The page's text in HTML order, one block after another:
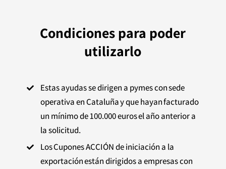
Condiciones para poder
utilizarlo

Estas ayudas se dirigen a pymes con sede
operativa en Cataluña y que hayan facturado
un mínimo de 100.000 euros el año anterior a
la solicitud.

Los Cupones ACCIÓN de iniciación a la
exportación están dirigidos a empresas con